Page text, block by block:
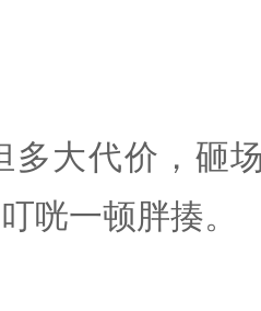
多大代价，砸
咣一顿胖揍。